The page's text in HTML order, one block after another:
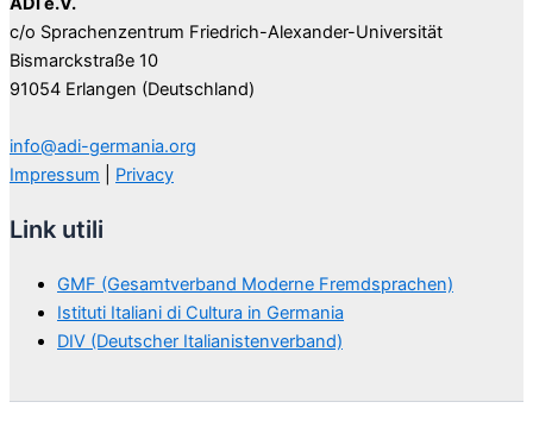
c/o Sprachenzentrum Friedrich-Alexander-Universität
Bismarckstraße 10
91054 Erlangen (Deutschland)
info@adi-germania.org
Impressum
Privacy
Link utili
GMF (Gesamtverband Moderne Fremdsprachen)
Istituti Italiani di Cultura in Germania
DIV (Deutscher Italianistenverband)